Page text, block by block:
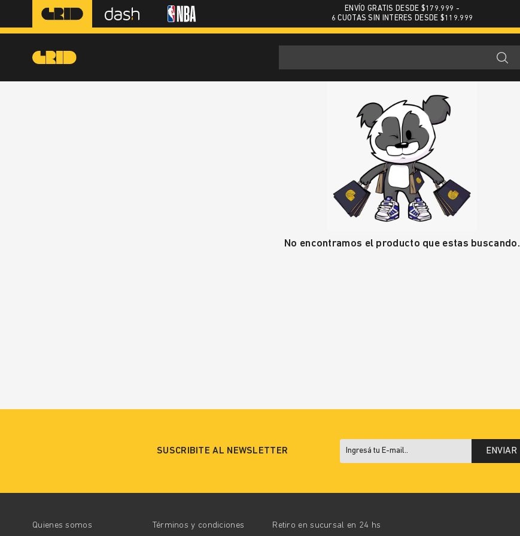
ENVÍO GRATIS DESDE $179.999 -
6 CUOTAS SIN INTERES DESDE $119.999
No encontramos el producto que estas buscando.
SUSCRIBITE AL NEWSLETTER ENVIAR
Quienes somos Términos y condiciones Retiro en sucursal en 24 hs